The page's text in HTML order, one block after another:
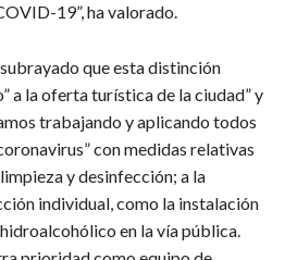
19”, ha valorado.
que esta distinción
a la oferta turística de la ciudad” y
trabajando y aplicando todos
con medidas relativas
y desinfección; a la
individual, como la instalación
en la vía pública.